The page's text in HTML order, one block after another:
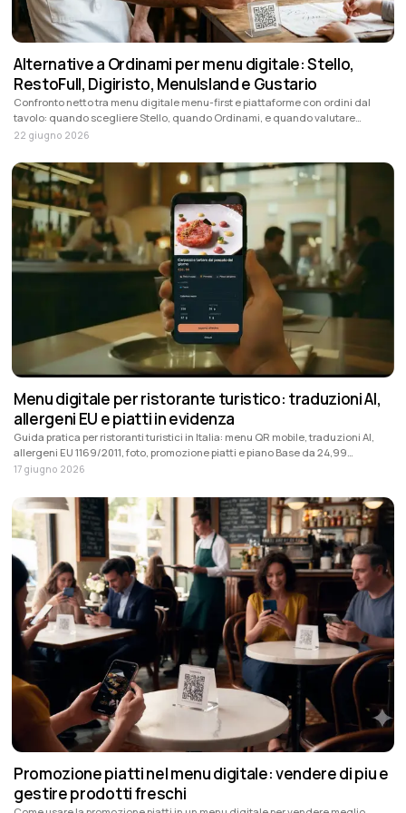
Alternative a Ordinami per menu digitale: Stello,
RestoFull, Digiristo, MenuIsland e Gustario
Confronto netto tra menu digitale menu-first e piattaforme con ordini dal
tavolo: quando scegliere Stello, quando Ordinami, e quando valutare
RestoFull, Digiristo, MenuIsland o Gustario.
22 giugno 2026
Menu digitale per ristorante turistico: traduzioni AI,
allergeni EU e piatti in evidenza
Guida pratica per ristoranti turistici in Italia: menu QR mobile, traduzioni AI,
allergeni EU 1169/2011, foto, promozione piatti e piano Base da 24,99
EUR/mese + IVA.
17 giugno 2026
Promozione piatti nel menu digitale: vendere di piu e
gestire prodotti freschi